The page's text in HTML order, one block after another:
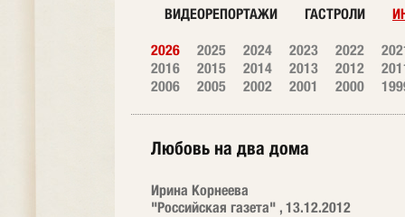
ВИДЕОРЕПОРТАЖИ ГАСТРОЛИ
2026 2025 2024 2023 2022
2016
2015 2014 2013 2012
2006
2005 2002 2001 2000
Любовь на два дома
Ирина Корнеева
"Российская газета" , 13.12.2012